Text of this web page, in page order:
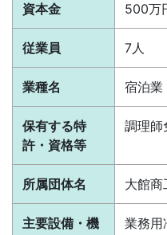
資本金 500万
従業員 7人
業種名 宿泊業
保有する特
許・資格等
調理師
所属団体名 大館商
主要設備・機
業務用